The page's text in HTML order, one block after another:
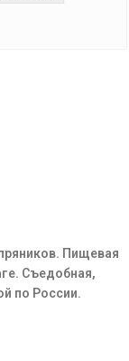
Пищевая
Съедобная,
по России.